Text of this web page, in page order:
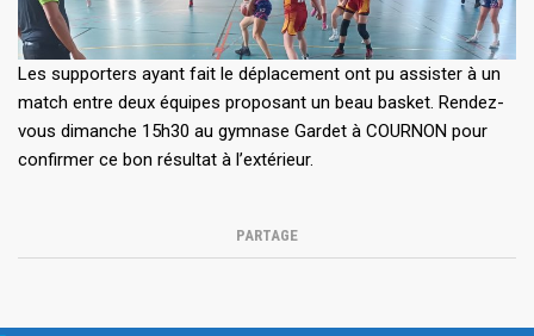
Les supporters ayant fait le déplacement ont pu assister à un
match entre deux équipes proposant un beau basket. Rendez-
vous dimanche 15h30 au gymnase Gardet à COURNON pour
confirmer ce bon résultat à l’extérieur.
PARTAGE